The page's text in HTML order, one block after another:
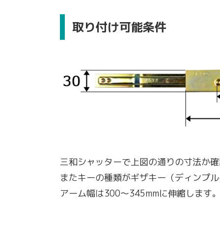
取り付け可能条件
三和シャッターで上図の通りの寸法か
またキーの種類がギザキー（ディンプ
アーム幅は300〜345mmに伸縮します